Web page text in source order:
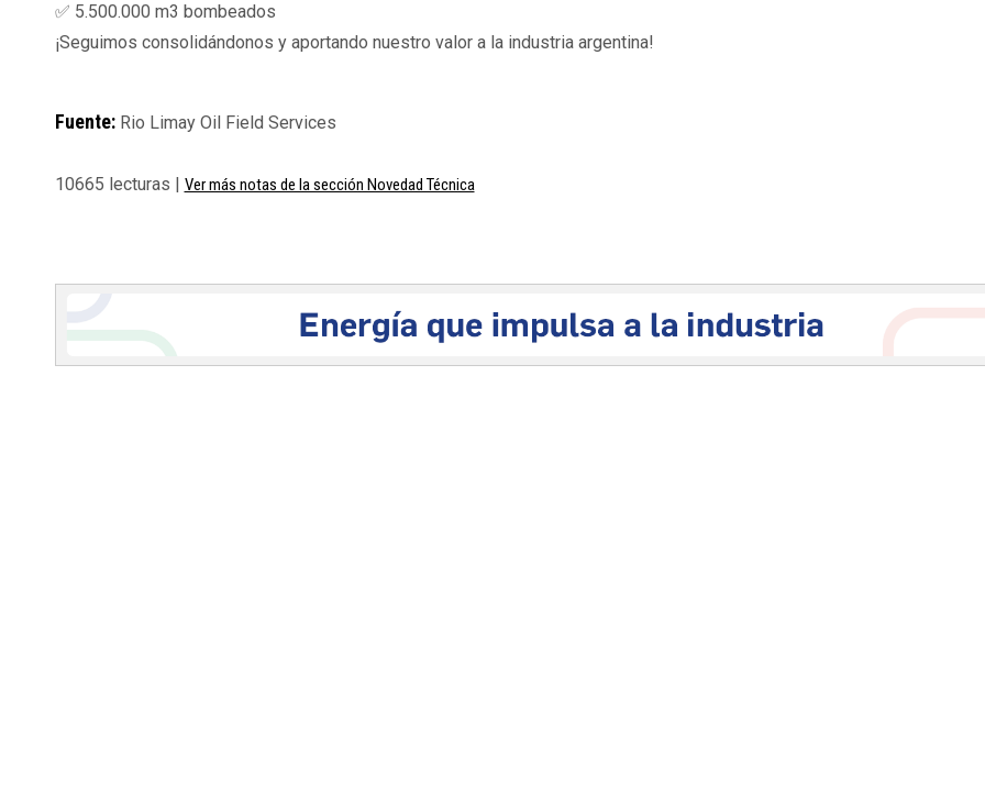
✅ 5.500.000 m3 bombeados
¡Seguimos consolidándonos y aportando nuestro valor a la industria argentina!
Fuente:Rio Limay Oil Field Services
10665 lecturas | Ver más notas de la sección Novedad Técnica